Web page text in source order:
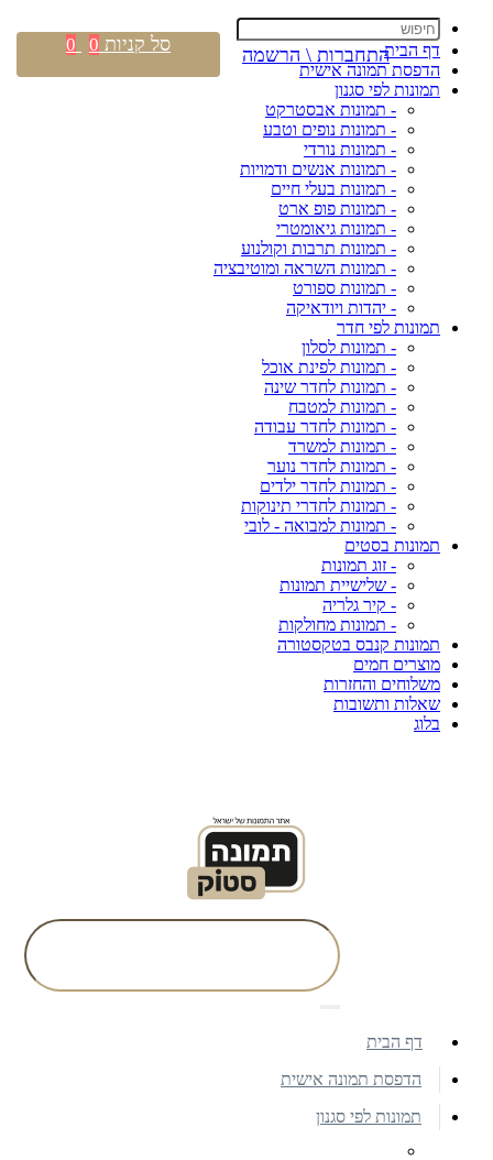
דף הבית
הדפסת תמונה אישית
תמונות לפי סגנון
- תמונות אבסטרקט
- תמונות נופים וטבע
- תמונות נורדי
- תמונות אנשים ודמויות
- תמונות בעלי חיים
- תמונות פופ ארט
- תמונות גיאומטרי
- תמונות תרבות וקולנוע
- תמונות השראה ומוטיבציה
- תמונות ספורט
- יהדות ויודאיקה
תמונות לפי חדר
- תמונות לסלון
- תמונות לפינת אוכל
- תמונות לחדר שינה
- תמונות למטבח
- תמונות לחדר עבודה
- תמונות למשרד
- תמונות לחדר נוער
- תמונות לחדר ילדים
- תמונות לחדרי תינוקות
- תמונות למבואה - לובי
תמונות בסטים
- זוג תמונות
- שלישיית תמונות
- קיר גלריה
- תמונות מחולקות
תמונות קנבס בטקסטורה
מוצרים חמים
משלוחים והחזרות
שאלות ותשובות
בלוג
התחברות \ הרשמה סל קניות 0
0
דף הבית
הדפסת תמונה אישית
תמונות לפי סגנון